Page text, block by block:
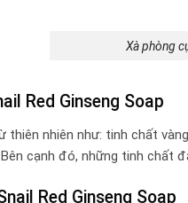
Xà phòng
Red Ginseng Soap
thiên nhiên như: tinh chất
cạnh đó, những tinh
Red Ginseng Soap